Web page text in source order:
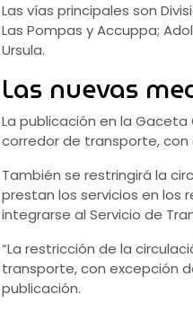
Las vías principales son
Las Pompas y Accuppa;
Ursula.
Las nuevas
La publicación en la
corredor de transporte, con
También se restringirá la
prestan los servicios en los
integrarse al Servicio de
“La restricción de la
transporte, con excepción
publicación.